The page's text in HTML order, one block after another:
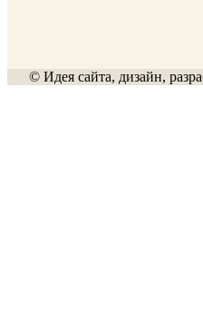
© Идея сайта, дизайн,